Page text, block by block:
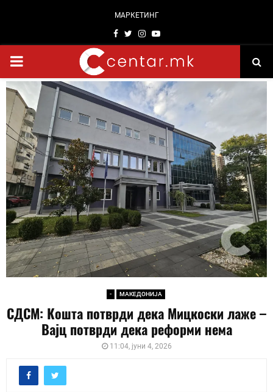
МАРКЕТИНГ
Facebook
TwitterInstagram
Youtube
PRIMARY
MENU
- МАКЕДОНИЈА
СДСМ: Кошта потврди дека Мицкоски лаже –
Вајц потврди дека реформи нема
11:04, јуни 4, 2026